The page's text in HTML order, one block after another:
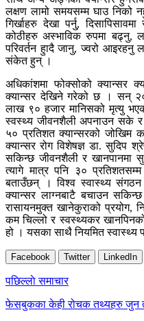
लक्षण लामो समयसम्म घाउ निको
गिर्खाहरु देखा पर्नु्,
कोठीहरु अस्भाविक रुपमा बढ्नु,
परिवर्तन हुादै जानु, ज्वरो आइरहनु
संकेत हुन् ।
अधिकांशमा फोक्सोको क्यान्सर
क्यान्सर देखिने गरेको छ । सन्
लाख ९० हजार मानिसको मृत्यु
स्वस्थ्य जीवनशैली अपनाउन सके र
५० प्रतिशत क्यान्सरको जोखिम
क्यान्सर रोग विशेषज्ञ डा. सुदिप
सकिन्छ जीवनशैली र खानपानमा
त्यागे मात्र पनि ३०
बताउँछन् । विश्व स्वास्थ्य
क्यान्सर लाग्नबाटै बचाउन
रासायनमुक्त खानेकुराको प्रयोग,
कम चिल्लो र स्वस्थ्यकर
हो । यसका साथै नियमित स्वास्थ्य
Facebook Twitter LinkedIn
Post
navigation
पछिल्लाे समाचार
फेसबुकका केही रोचक तथ्यहरु जुन